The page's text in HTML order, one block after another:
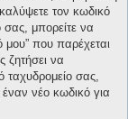
τον κωδικό
μπορείτε να
μου” που παρέχεται
ζητήσει να
ταχυδρομείο σας,
νέο κωδικό για